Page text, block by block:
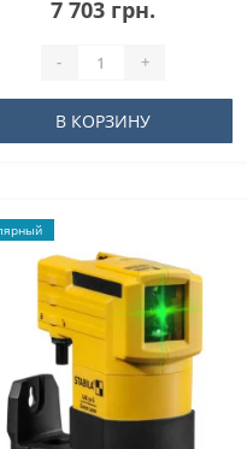
7 703 грн.
- +
В КОРЗИНУ